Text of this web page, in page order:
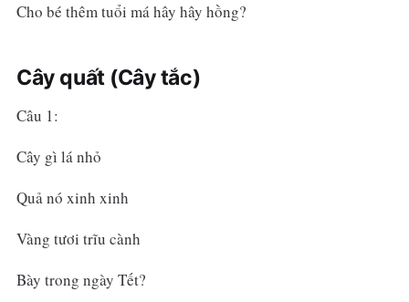
Cho bé thêm tuổi má hây hây hồng?
Cây quất (Cây tắc)
Câu 1:
Cây gì lá nhỏ
Quả nó xinh xinh
Vàng tươi trĩu cành
Bày trong ngày Tết?